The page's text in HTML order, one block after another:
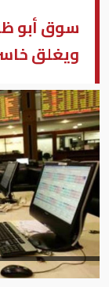
سوق أبو
ويغلق خاسرا